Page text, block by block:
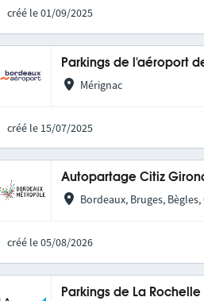
créé le 01/09/2025
Parkings de l'aéroport
Mérignac
créé le 15/07/2025
Autopartage Citiz
Bordeaux, Bruges,
créé le 05/08/2026
Parkings de La Rochelle